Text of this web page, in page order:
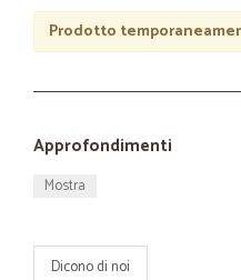
Prodotto
Approfondimenti
Mostra
Dicono di noi